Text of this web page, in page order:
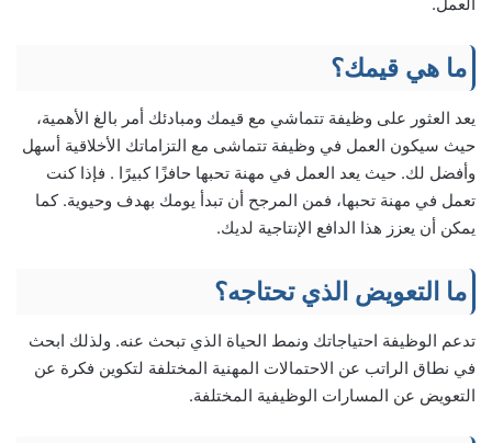
العمل.
ما هي قيمك؟
يعد العثور على وظيفة تتماشي مع قيمك ومبادئك أمر بالغ الأهمية،
حيث سيكون العمل في وظيفة تتماشى مع التزاماتك الأخلاقية أسهل
وأفضل لك. حيث يعد العمل في مهنة تحبها حافزًا كبيرًا . فإذا كنت
تعمل في مهنة تحبها، فمن المرجح أن تبدأ يومك بهدف وحيوية. كما
يمكن أن يعزز هذا الدافع الإنتاجية لديك.
ما التعويض الذي تحتاجه؟
تدعم الوظيفة احتياجاتك ونمط الحياة الذي تبحث عنه. ولذلك ابحث
في نطاق الراتب عن الاحتمالات المهنية المختلفة لتكوين فكرة عن
التعويض عن المسارات الوظيفية المختلفة.